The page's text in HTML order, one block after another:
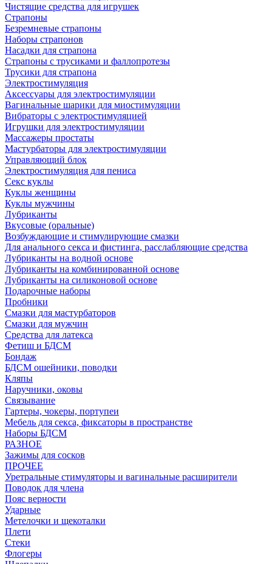
Чистящие средства для игрушек
Страпоны
Безремневые страпоны
Наборы страпонов
Насадки для страпона
Страпоны с трусиками и фаллопротезы
Трусики для страпона
Электростимуляция
Аксессуары для электростимуляции
Вагинальные шарики для миостимуляции
Вибраторы с электростимуляцией
Игрушки для электростимуляции
Массажеры простаты
Мастурбаторы для электростимуляции
Управляющий блок
Электростимуляция для пениса
Секс куклы
Куклы женщины
Куклы мужчины
Лубриканты
Вкусовые (оральные)
Возбуждающие и стимулирующие смазки
Для анального секса и фистинга, расслабляющие средства
Лубриканты на водной основе
Лубриканты на комбинированной основе
Лубриканты на силиконовой основе
Подарочные наборы
Пробники
Смазки для мастурбаторов
Смазки для мужчин
Средства для латекса
Фетиш и БДСМ
Бондаж
БДСМ ошейники, поводки
Кляпы
Наручники, оковы
Связывание
Гартеры, чокеры, портупеи
Мебель для секса, фиксаторы в пространстве
Наборы БДСМ
РАЗНОЕ
Зажимы для сосков
ПРОЧЕЕ
Уретральные стимуляторы и вагинальные расширители
Поводок для члена
Пояс верности
Ударные
Метелочки и щекоталки
Плети
Стеки
Флогеры